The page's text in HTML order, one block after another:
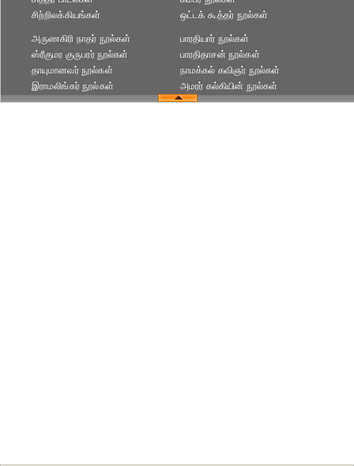
சிற்றிலக்கியங்கள்
ஒட்டக் கூத்தர் நூல்கள்
அருணகிரி நாதர் நூல்கள்
ஸ்ரீகுமர குருபரர் நூல்கள்
தாயுமானவர் நூல்கள்
இராமலிங்கர் நூல்கள்
பாரதியார் நூல்கள்
பாரதிதாசன் நூல்கள்
நாமக்கல் கவிஞர் நூல்கள்
அமரர் கல்கியின் நூல்கள்